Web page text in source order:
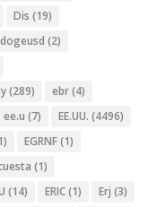
Dis (19)
dogeusd (2)
(289) ebr(4)
ee.u (7) EE.UU. (4496)
EGRNF(1)
(1)
(14) ERIC(1) Erj (3)